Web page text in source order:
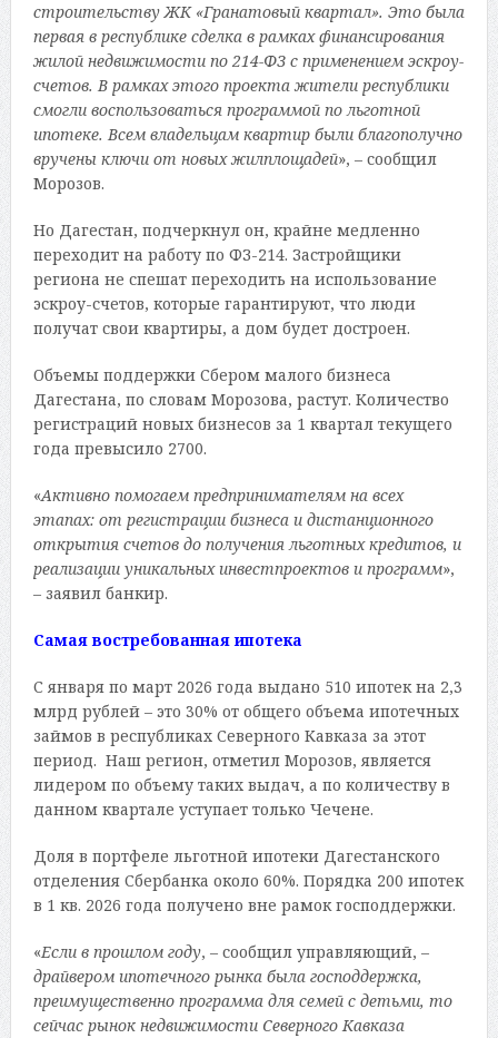
строительству ЖК «Гранатовый квартал». Это была
первая в республике сделка в рамках финансирования
жилой недвижимости по 214-ФЗ с применением эскроу-
счетов. В рамках этого проекта жители республики
смогли воспользоваться программой по льготной
ипотеке. Всем владельцам квартир были благополучно
вручены ключи от новых жилплощадей», – сообщил
Морозов.
Но Дагестан, подчеркнул он, крайне медленно
переходит на работу по ФЗ-214. Застройщики
региона не спешат переходить на использование
эскроу-счетов, которые гарантируют, что люди
получат свои квартиры, а дом будет достроен.
Объемы поддержки Сбером малого бизнеса
Дагестана, по словам Морозова, растут. Количество
регистраций новых бизнесов за 1 квартал текущего
года превысило 2700.
«Активно помогаем предпринимателям на всех
этапах: от регистрации бизнеса и дистанционного
открытия счетов до получения льготных кредитов, и
реализации уникальных инвестпроектов и программ»,
– заявил банкир.
Самая востребованная ипотека
С января по март 2026 года выдано 510 ипотек на 2,3
млрд рублей – это 30% от общего объема ипотечных
займов в республиках Северного Кавказа за этот
период. Наш регион, отметил Морозов, является
лидером по объему таких выдач, а по количеству в
данном квартале уступает только Чечене.
Доля в портфеле льготной ипотеки Дагестанского
отделения Сбербанка около 60%. Порядка 200 ипотек
в 1 кв. 2026 года получено вне рамок господдержки.
«Если в прошлом году, – сообщил управляющий, –
драйвером ипотечного рынка была господдержка,
преимущественно программа для семей с детьми, то
сейчас рынок недвижимости Северного Кавказа